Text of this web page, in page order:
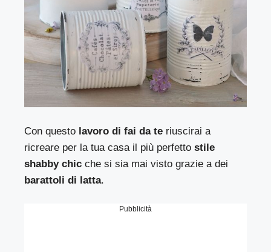
Con questo lavoro di fai da te riuscirai a
ricreare per la tua casa il più perfettostile
shabby chic che si sia mai visto grazie a dei
barattoli di latta.
Pubblicità